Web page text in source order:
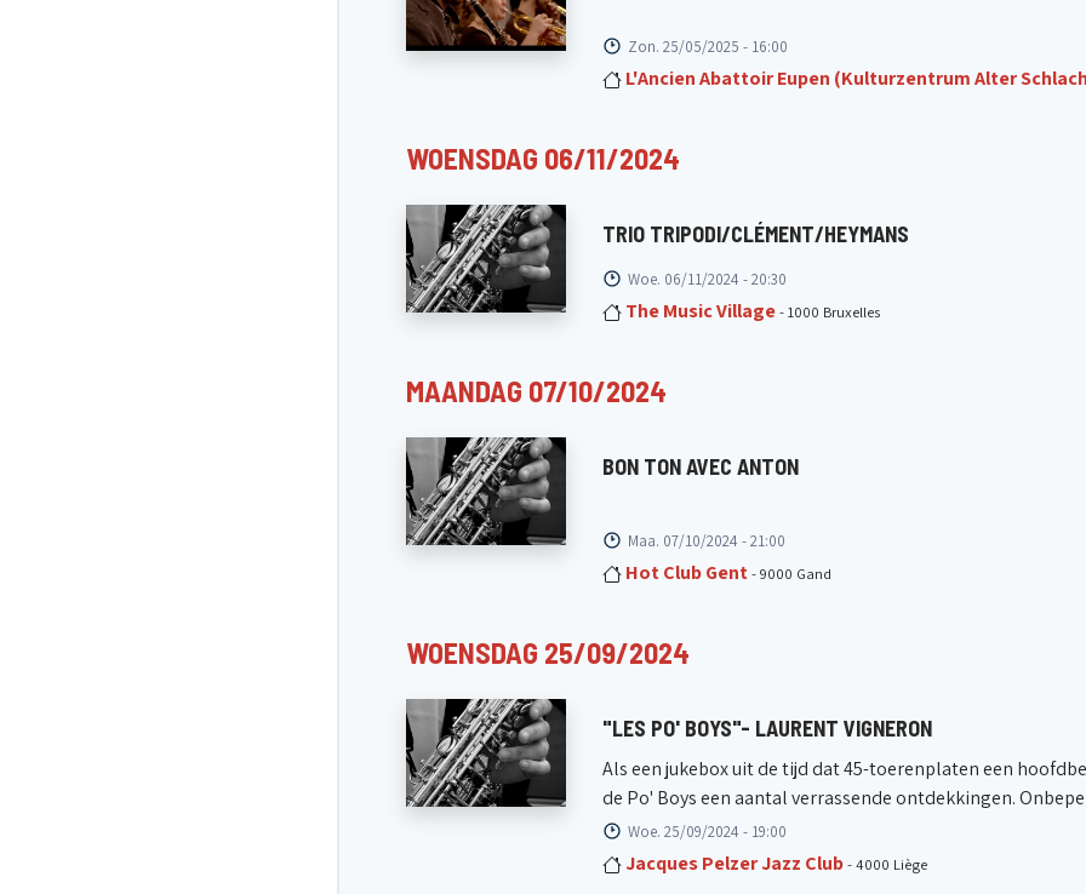
Zon. 25/05/2025 - 16:00
L'Ancien Abattoir Eupen (Kulturzentrum Alter
WOENSDAG 06/11/2024
TRIO TRIPODI/CLÉMENT/HEYMANS
Woe. 06/11/2024 - 20:30
The Music Village - 1000 Bruxelles
MAANDAG 07/10/2024
BON TON AVEC ANTON
Maa. 07/10/2024 - 21:00
Hot Club Gent - 9000 Gand
WOENSDAG 25/09/2024
"LES PO' BOYS"- LAURENT VIGNERON
Als een jukebox uit de tijd dat 45-toerenplaten een
de Po' Boys een aantal verrassende ontdekkingen.
Woe. 25/09/2024 - 19:00
Jacques Pelzer Jazz Club - 4000 Liège